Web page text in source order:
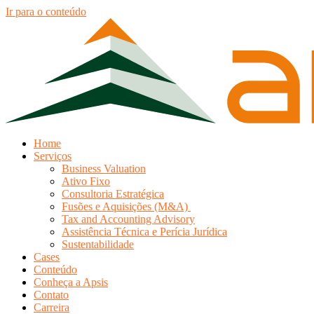
Ir para o conteúdo
Home
Serviços
Business Valuation
Ativo Fixo
Consultoria Estratégica
Fusões e Aquisições (M&A)
Tax and Accounting Advisory
Assistência Técnica e Perícia Jurídica
Sustentabilidade
Cases
Conteúdo
Conheça a Apsis
Contato
Carreira